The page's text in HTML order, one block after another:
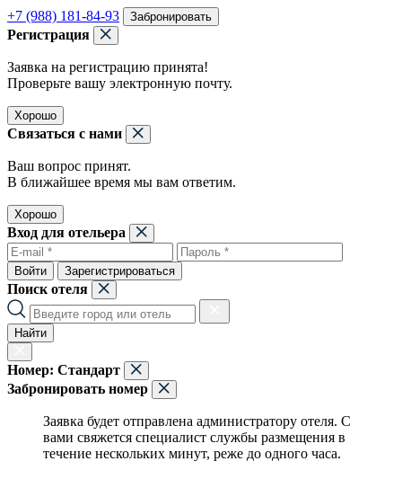
+7 (988) 181-84-93 Забронировать
Регистрация
Заявка на регистрацию принята!
Проверьте вашу электронную почту.
Хорошо
Связаться с нами
Ваш вопрос принят.
В ближайшее время мы вам ответим.
Хорошо
Вход для отельера
Войти Зарегистрироваться
Поиск отеля
Найти
Номер: Стандарт
Забронировать номер
Заявка будет отправлена администратору отеля. С
вами свяжется специалист службы размещения в
течение нескольких минут, реже до одного часа.